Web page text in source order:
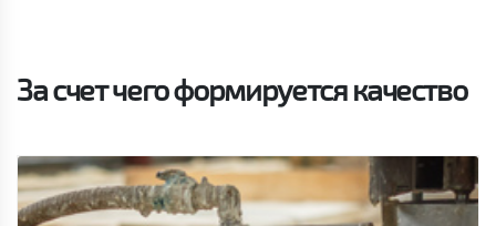
За счет чего формируется качество